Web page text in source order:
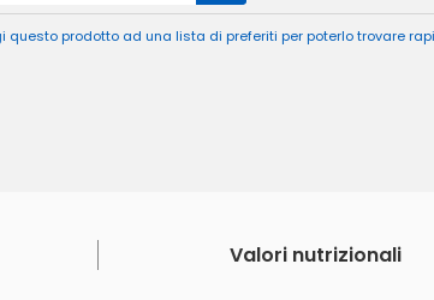
questo prodotto ad una lista di preferiti per poterlo trovare
Valori nutrizionali